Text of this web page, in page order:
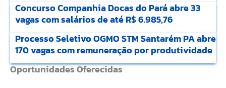
Concurso Companhia Docas do Pará abre 33
vagas com salários de até R$ 6.985,76
Processo Seletivo OGMO STM Santarém PA abre
170 vagas com remuneração por produtividade
Oportunidades Oferecidas